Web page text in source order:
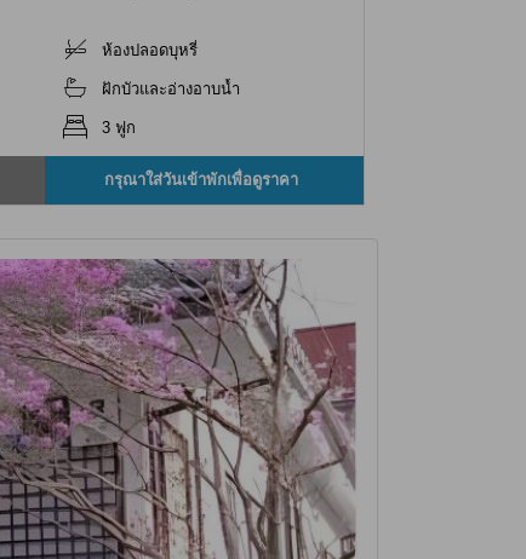
ห้องปลอดบุหรี่
ฝักบัวและอ่างอาบน้ำ
3 ฟูก
กรุณาใส่วันเข้าพักเพื่อดูราคา